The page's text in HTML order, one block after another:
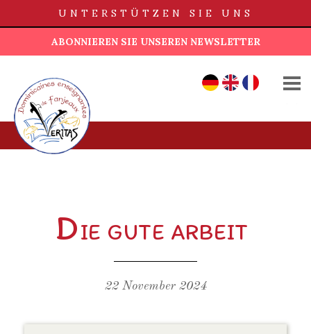
UNTERSTÜTZEN SIE UNS
ABONNIEREN SIE UNSEREN NEWSLETTER
DE EN
NACHRICHTEN
DIE GUTE ARBEIT
22 November 2024